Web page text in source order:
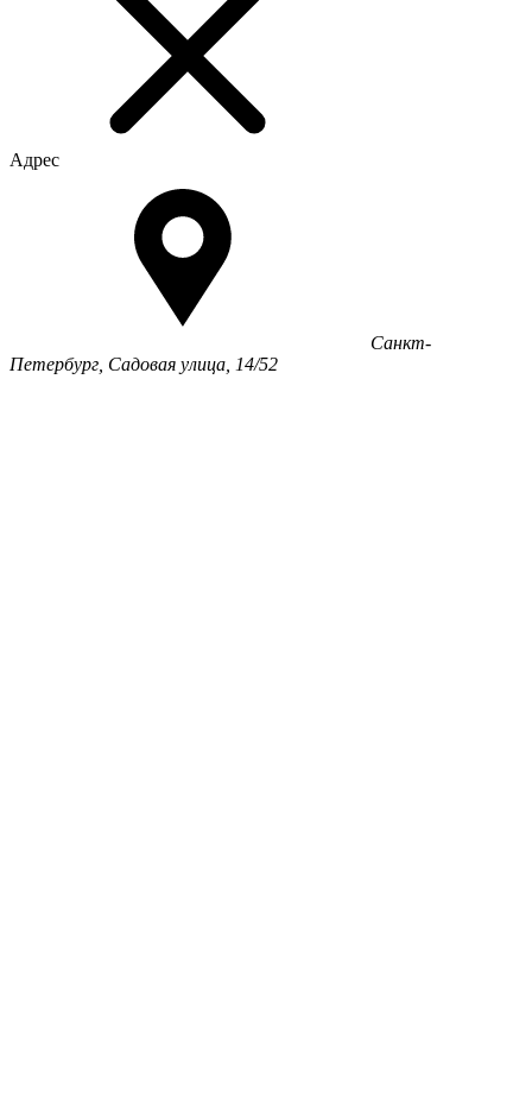
Адрес
Санкт-
Петербург, Садовая улица, 14/52